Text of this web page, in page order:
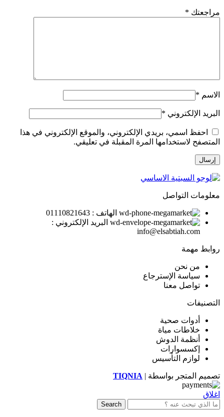
مراجعتك *
الاسم *
البريد الإلكتروني *
احفظ اسمي، بريدي الإلكتروني، والموقع الإلكتروني في هذا
المتصفح لاستخدامها المرة المقبلة في تعليقي.
معلومات التواصل
الهاتف : 01110821643
البريد الإلكتروني :
info@elsabtiah.com
روابط مهمة
من نحن
سياسة الإسترجاع
تواصل معنا
التصنيفات
أدوات صحية
خلاطات مياة
أنظمة الدوش
إكسسوارات
لوازم التأسيس
تصميم المتجر بواسطة | TIQNIA
اغلاق
Search